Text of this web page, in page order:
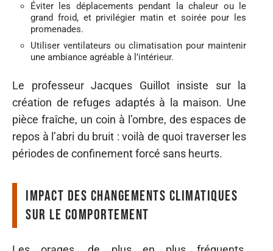
Éviter les déplacements pendant la chaleur ou le
grand froid, et privilégier matin et soirée pour les
promenades.
Utiliser ventilateurs ou climatisation pour maintenir
une ambiance agréable à l’intérieur.
Le professeur Jacques Guillot insiste sur la
création de refuges adaptés à la maison. Une
pièce fraîche, un coin à l’ombre, des espaces de
repos à l’abri du bruit : voilà de quoi traverser les
périodes de confinement forcé sans heurts.
Impact des changements climatiques
sur le comportement